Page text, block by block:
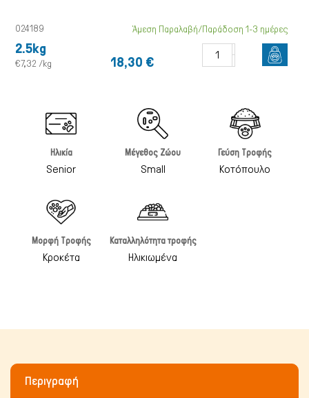
Πτηνά
2.5kg
€7,32 /kg
024189 Άμεση Παραλαβή/Παράδοση 1-3 ημέρες
18,30 €
Ηλικία
Senior
Μέγεθος Ζώου
Small
Γεύση Τροφής
Κοτόπουλο
Μορφή Τροφής
Κροκέτα
Καταλληλότητα τροφής
Ηλικιωμένα
Περιγραφή